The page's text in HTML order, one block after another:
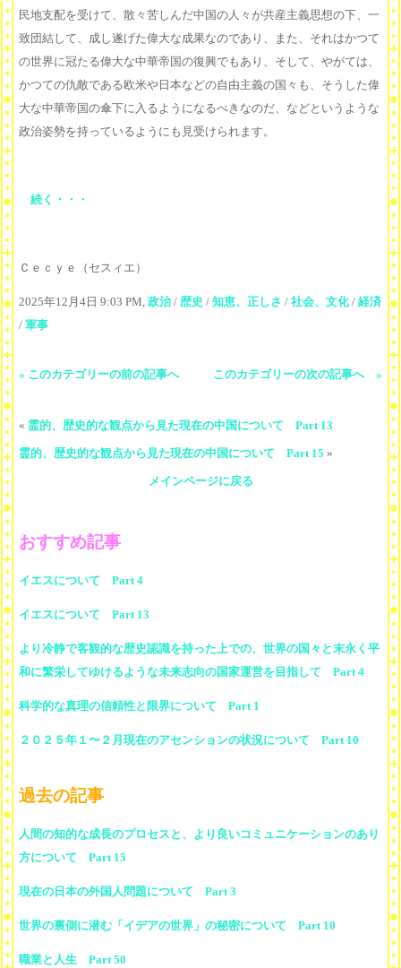
民地支配を受けて、散々苦しんだ中国の人々が共産主義思想の下、一
致団結して、成し遂げた偉大な成果なのであり、また、それはかつて
の世界に冠たる偉大な中華帝国の復興でもあり、そして、やがては、
かつての仇敵である欧米や日本などの自由主義の国々も、そうした偉
大な中華帝国の傘下に入るようになるべきなのだ、などというような
政治姿勢を持っているようにも見受けられます。
続く・・・
Ｃｅｃｙｅ（セスィエ）
2025年12月4日 9:03 PM, 政治/ 歴史 / 知恵、正しさ / 社会、文化/ 経済
/ 軍事
« このカテゴリーの前の記事へ このカテゴリーの次の記事へ »
« 霊的、歴史的な観点から見た現在の中国について Part 13
霊的、歴史的な観点から見た現在の中国について Part 15 »
メインページに戻る
おすすめ記事
イエスについて Part 4
イエスについて Part 13
より冷静で客観的な歴史認識を持った上での、世界の国々と末永く平
和に繁栄してゆけるような未来志向の国家運営を目指して Part 4
科学的な真理の信頼性と限界について Part 1
２０２５年１〜２月現在のアセンションの状況について Part 10
過去の記事
人間の知的な成長のプロセスと、より良いコミュニケーションのあり
方について Part 15
現在の日本の外国人問題について Part 3
世界の裏側に潜む「イデアの世界」の秘密について Part 10
職業と人生 Part 50